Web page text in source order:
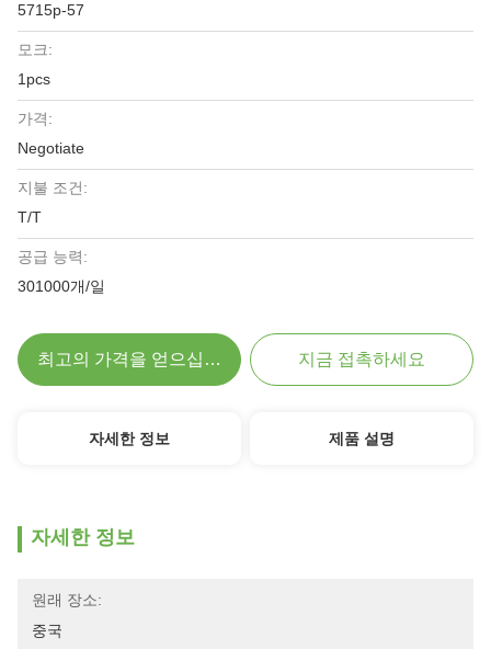
5715p-57
모크:
1pcs
가격:
Negotiate
지불 조건:
T/T
공급 능력:
301000개/일
최고의 가격을 얻으십시오 지금 접촉하세요
자세한 정보 제품 설명
자세한 정보
원래 장소:
중국